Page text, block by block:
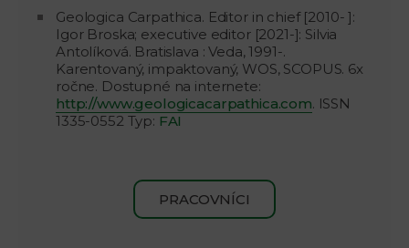
Geologica Carpathica. Editor in chief [2010- ]:
Igor Broska; executive editor [2021-]: Silvia
Antolíková. Bratislava : Veda, 1991-.
Karentovaný, impaktovaný, WOS, SCOPUS. 6x
ročne. Dostupné na internete:
http://www.geologicacarpathica.com. ISSN
1335-0552 Typ: FAI
PRACOVNÍCI